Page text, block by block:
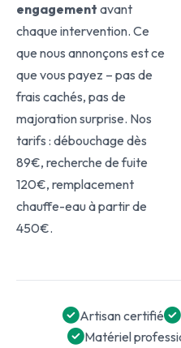
engagement avant
chaque intervention. Ce
que nous annonçons est ce
que vous payez – pas de
frais cachés, pas de
majoration surprise. Nos
tarifs : débouchage dès
89€, recherche de fuite
120€, remplacement
chauffe-eau à partir de
450€.
Artisan certifié
Matériel